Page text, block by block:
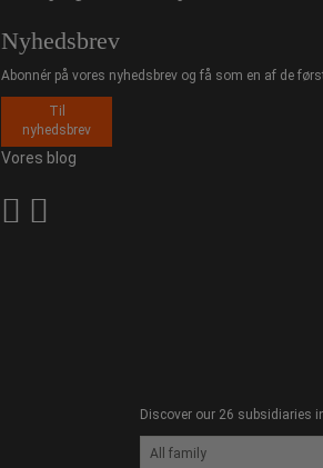
Nyhedsbrev
Abonnér på vores nyhedsbrev og få som en af de
Til
nyhedsbrev
Vores blog
Discover our 26 subsidiaries